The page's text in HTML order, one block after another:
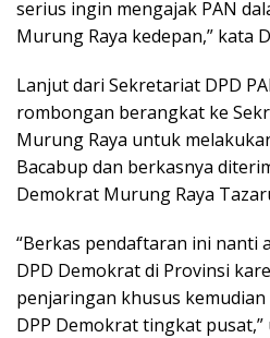
serius ingin mengajak PAN
Murung Raya kedepan,” kata
Lanjut dari Sekretariat DPD
rombongan berangkat ke
Murung Raya untuk
Bacabup dan berkasnya
Demokrat Murung Raya
“Berkas pendaftaran ini nanti
DPD Demokrat di Provinsi
penjaringan khusus
DPP Demokrat tingkat pusat,”